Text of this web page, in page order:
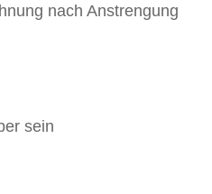
nach Anstrengung
sein